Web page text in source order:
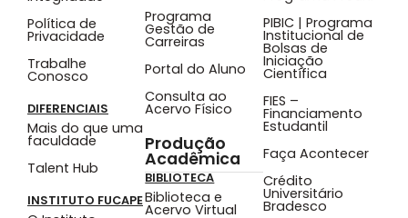
Política de
Privacidade
Trabalhe
Conosco
DIFERENCIAIS
Mais do que uma
faculdade
Talent Hub
INSTITUTO FUCAPE
Programa
Gestão de
Carreiras
Portal do Aluno
Consulta ao
Acervo Físico
Produção
Acadêmica
BIBLIOTECA
Biblioteca e
Acervo Virtual
PIBIC | Programa
Institucional de
Bolsas de
Iniciação
Científica
FIES –
Financiamento
Estudantil
Faça Acontecer
Crédito
Universitário
Bradesco